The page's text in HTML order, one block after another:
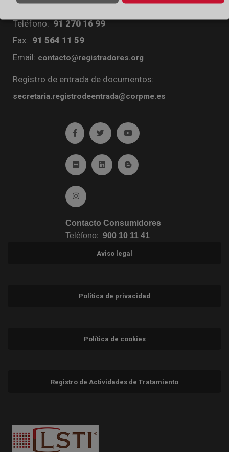
Diego de León, 21. 28006 Madrid
Teléfono: 91 270 16 99
Fax: 91 564 11 59
Email: contacto@registradores.org
Registro de entrada de documentos:
secretaria.registrodeentrada@corpme.es
Ir a facebook (abre en ventana nueva)
Ir a twitter (abre en ventana nueva)
Ir a YouTube (abre en
Ir a Flickr (abre en ventana nueva)
Ir a Linkedin (abre en ventana nueva)
Ir al Blog (abre en ventana
Ir a Instagram (abre en ventana nueva)
Contacto Consumidores
Teléfono: 900 10 11 41
Aviso legal
Política de privacidad
Política de cookies
Registro de Actividades de Tratamiento